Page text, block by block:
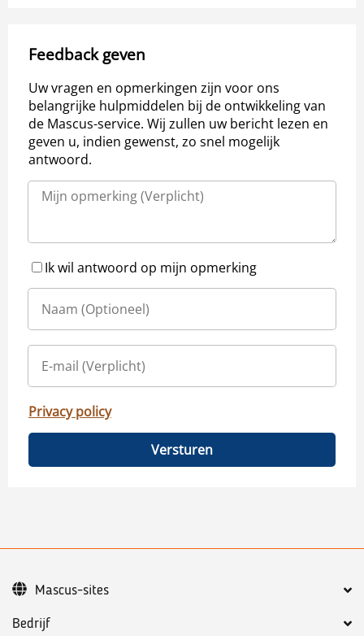
Feedback geven
Uw vragen en opmerkingen zijn voor ons
belangrijke hulpmiddelen bij de ontwikkeling van
de Mascus-service. Wij zullen uw bericht lezen en
geven u, indien gewenst, zo snel mogelijk
antwoord.
Ik wil antwoord op mijn opmerking
Privacy policy
Versturen
Bedrijf
Mascus-sites